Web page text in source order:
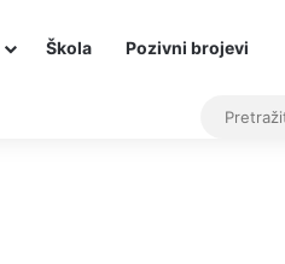
Škola Pozivni brojevi